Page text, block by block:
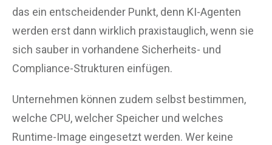
das ein entscheidender Punkt, denn KI-Agenten
werden erst dann wirklich praxistauglich, wenn sie
sich sauber in vorhandene Sicherheits- und
Compliance-Strukturen einfügen.
Unternehmen können zudem selbst bestimmen,
welche CPU, welcher Speicher und welches
Runtime-Image eingesetzt werden. Wer keine